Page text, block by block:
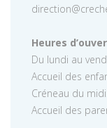
Heures
Du lundi au
Accueil des
Créneau du
Accueil des